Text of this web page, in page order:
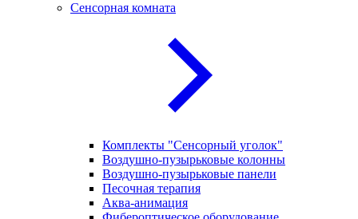
Сенсорная комната
Комплекты "Сенсорный уголок"
Воздушно-пузырьковые колонны
Воздушно-пузырьковые панели
Песочная терапия
Аква-анимация